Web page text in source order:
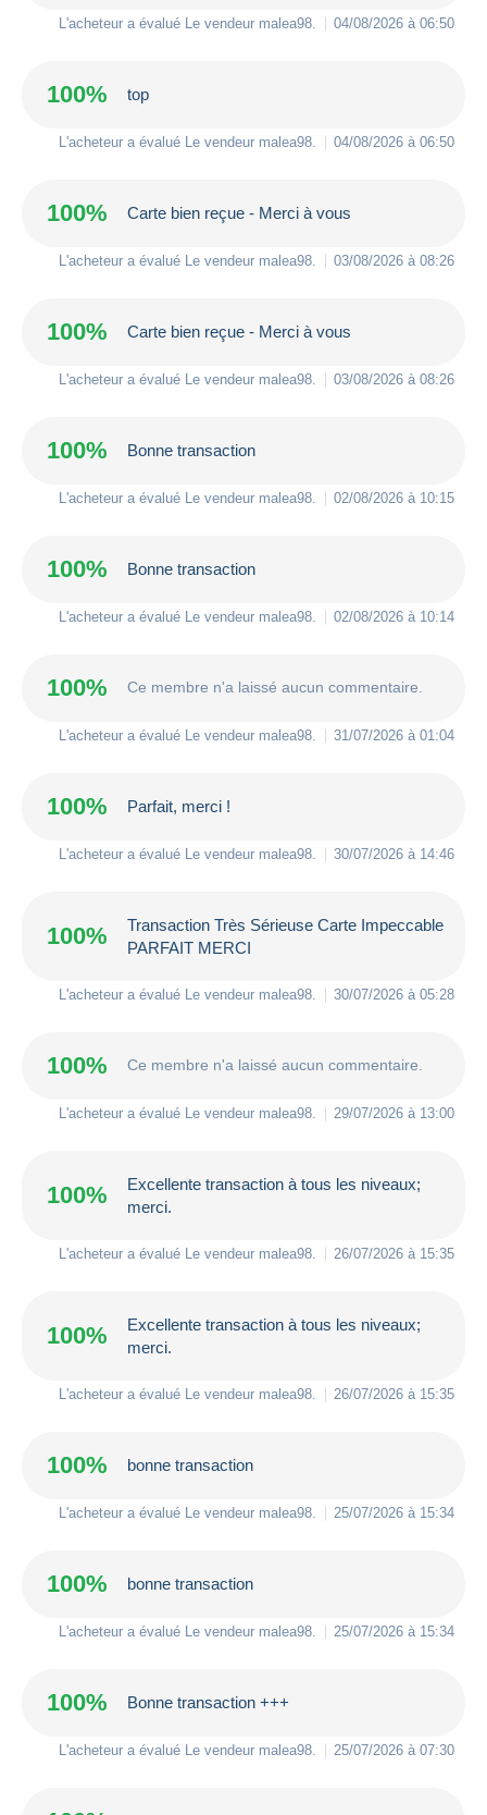
L'acheteur a évalué Le vendeur malea98 04/08/2026 à 06:50
100% top
L'acheteur a évalué Le vendeur malea98 04/08/2026 à 06:50
100% Carte bien reçue - Merci à vous
L'acheteur a évalué Le vendeur malea98 03/08/2026 à 08:26
100% Carte bien reçue - Merci à vous
L'acheteur a évalué Le vendeur malea98 03/08/2026 à 08:26
100% Bonne transaction
L'acheteur a évalué Le vendeur malea98 02/08/2026 à 10:15
100% Bonne transaction
L'acheteur a évalué Le vendeur malea98 02/08/2026 à 10:14
100% Ce membre n'a laissé aucun commentaire.
L'acheteur a évalué Le vendeur malea98 31/07/2026 à 01:04
100% Parfait, merci !
L'acheteur a évalué Le vendeur malea98 30/07/2026 à 14:46
100%
Transaction Très Sérieuse Carte Impeccable
PARFAIT MERCI
L'acheteur a évalué Le vendeur malea98 30/07/2026 à 05:28
100% Ce membre n'a laissé aucun commentaire.
L'acheteur a évalué Le vendeur malea98 29/07/2026 à 13:00
100%
Excellente transaction à tous les niveaux;
merci.
L'acheteur a évalué Le vendeur malea98 26/07/2026 à 15:35
100%
Excellente transaction à tous les niveaux;
merci.
L'acheteur a évalué Le vendeur malea98 26/07/2026 à 15:35
100% bonne transaction
L'acheteur a évalué Le vendeur malea98 25/07/2026 à 15:34
100% bonne transaction
L'acheteur a évalué Le vendeur malea98 25/07/2026 à 15:34
100% Bonne transaction +++
L'acheteur a évalué Le vendeur malea98 25/07/2026 à 07:30